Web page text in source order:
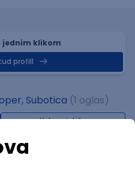
jednim klikom
profill
Subotica (1 oglas)
Uskoro ističe
Development